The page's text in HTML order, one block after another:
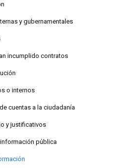
y gubernamentales
incumplido contratos
o internos
cuentas a la ciudadanía
y justificativos
pública